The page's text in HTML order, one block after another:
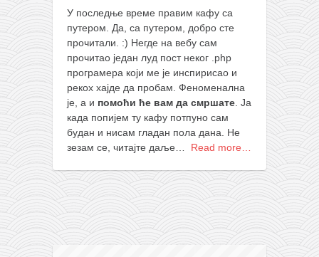
породичне приче
прота Воја
уместо твитера
календар српски
азбуки и књиге
Окинава карате
најновије на блогу
моје белешке
историја каратеа
бубиши
карате
У последње време правим кафу са
путером. Да, са путером, добро сте
прочитали. :) Негде на вебу сам
прочитао један луд пост неког .php
програмера који ме је инспирисао и
рекох хајде да пробам. Феноменална
је, а и помоћи ће вам да смршате . Ја
када попијем ту кафу потпуно сам
будан и нисам гладан пола дана. Не
зезам се, читајте даље… Read more…